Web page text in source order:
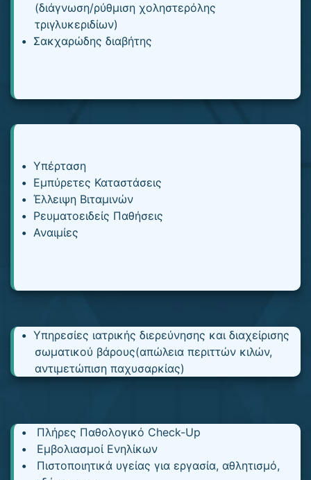
(διάγνωση/ρύθμιση χοληστερόλης
τριγλυκεριδίων)
Σακχαρώδης διαβήτης
Υπέρταση
Εμπύρετες Καταστάσεις
Έλλειψη Βιταμινών
Ρευματοειδείς Παθήσεις
Αναιμίες
Υπηρεσίες ιατρικής διερεύνησης και διαχείρισης
σωματικού βάρους(απώλεια περιττών κιλών,
αντιμετώπιση παχυσαρκίας)
Πλήρες Παθολογικό Check-Up
Εμβολιασμοί Ενηλίκων
Πιστοποιητικά υγείας για εργασία, αθλητισμό,